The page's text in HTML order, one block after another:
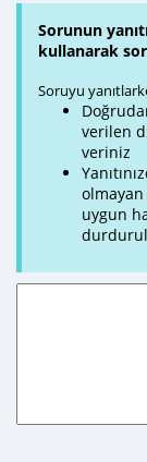
Sorunun
kullanarak
Soruyu
verilen
veriniz
olmayan
uygun